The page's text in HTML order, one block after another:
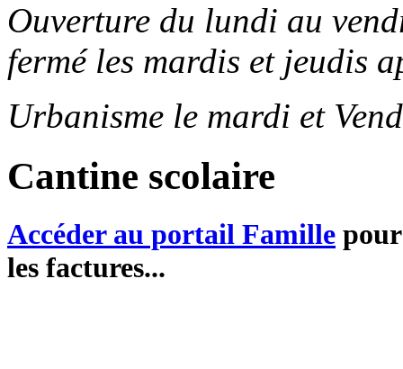
Ouverture du lundi au
fermé les mardis et jeudis
Urbanisme le mardi et
Cantine scolaire
Accéder au portail Famille
les factures...